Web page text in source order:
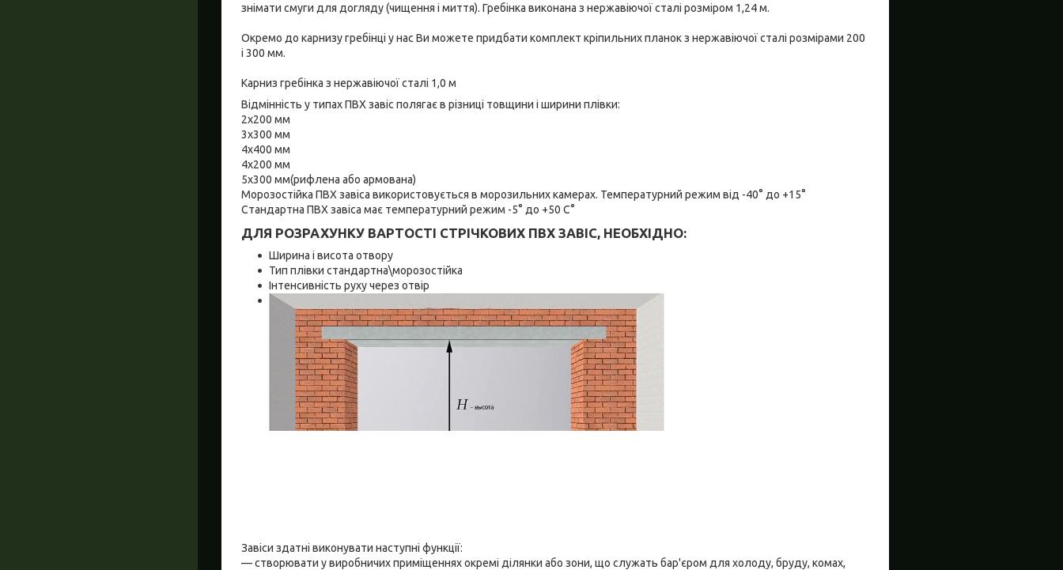
знімати смуги для догляду (чищення і миття). Гребінка виконана з нержавіючої сталі розміром 1,24 м.
Окремо до карнизу гребінці у нас Ви можете придбати комплект кріпильних планок з нержавіючої сталі розмірами 200
і 300 мм.
Карниз гребінка з нержавіючої сталі 1,0 м
Відмінність у типах ПВХ завіс полягає в різниці товщини і ширини плівки:
2х200 мм
3х300 мм
4х400 мм
4х200 мм
5х300 мм(рифлена або армована)
Морозостійка ПВХ завіса використовується в морозильних камерах. Температурний режим від -40° до +15°
Стандартна ПВХ завіса має температурний режим -5° до +50 С°
ДЛЯ РОЗРАХУНКУ ВАРТОСТІ СТРІЧКОВИХ ПВХ ЗАВІС, НЕОБХІДНО:
Ширина і висота отвору
Тип плівки стандартна\морозостійка
Інтенсивність руху через отвір
Завіси здатні виконувати наступні функції:
— створювати у виробничих приміщеннях окремі ділянки або зони, що служать бар'єром для холоду, бруду, комах,